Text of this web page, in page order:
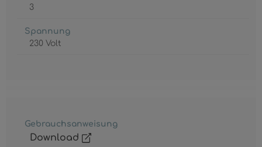
3
Spannung
230 Volt
Gebrauchsanweisung
Download